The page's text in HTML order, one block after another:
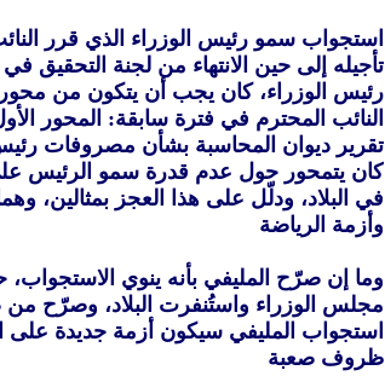
استجواب سمو رئيس الوزراء الذي قرر
تأجيله إلى حين الانتهاء من لجنة
رئيس الوزراء، كان يجب أن يتكون من
النائب المحترم في فترة سابقة: المحور
تقرير ديوان المحاسبة بشأن مصروفات رئيس
كان يتمحور حول عدم قدرة سمو الرئيس
في البلاد، ودلّل على هذا العجز بمثالين، وهما
وأزمة الرياضة
وما إن صرّح المليفي بأنه ينوي
مجلس الوزراء واستُنفرت البلاد، وصرّح
استجواب المليفي سيكون أزمة جديدة على
ظروف صعبة